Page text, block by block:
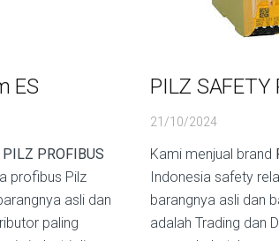
ES
PILZ PROFIBUS
profibus Pilz
asli dan
paling
PILZ SAFETY
21/10/2024
Kami menjual brand
Indonesia safety
barangnya asli dan
adalah Trading dan